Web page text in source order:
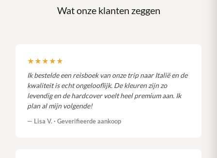
Wat onze klanten zeggen
★★★★★
Ik bestelde een reisboek van onze trip naar Italië en de
kwaliteit is echt ongelooflijk. De kleuren zijn zo
levendig en de hardcover voelt heel premium aan. Ik
plan al mijn volgende!
— Lisa V. · Geverifieerde aankoop